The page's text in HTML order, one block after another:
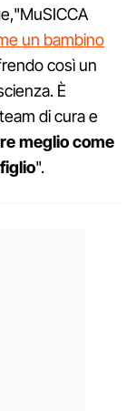
un bambino
così un
È
di cura e
meglio come
".